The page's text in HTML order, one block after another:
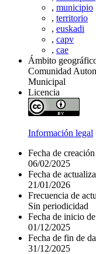
, municipio
, territorio
, euskadi
, capv
, cae
Ámbito
Comunidad
Municipal
Licencia
Información legal
Fecha de creación
06/02/2025
Fecha de
21/01/2026
Frecuencia de
Sin periodicidad
Fecha de inicio
01/12/2025
Fecha de fin de
31/12/2025